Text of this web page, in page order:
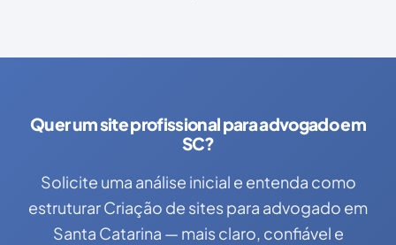
Quer um site profissional para advogado em
SC?
Solicite uma análise inicial e entenda como
estruturar Criação de sites para advogado em
Santa Catarina — mais claro, confiável e